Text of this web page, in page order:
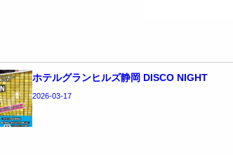
ホテルグランヒルズ静岡 DISCO NIGHT
2026-03-17